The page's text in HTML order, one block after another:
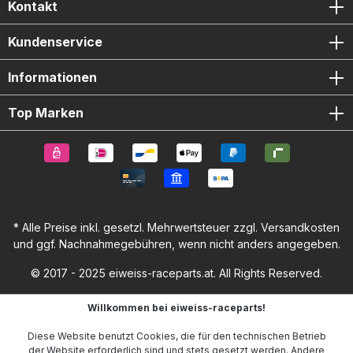
YZF R3 (2019–2022) Lieferumfang: 1x GB Racing
Kontakt
Kundenservice
Informationen
Top Marken
* Alle Preise inkl. gesetzl. Mehrwertsteuer zzgl. Versandkosten
und ggf. Nachnahmegebühren, wenn nicht anders angegeben.
© 2017 - 2025 eiweiss-raceparts.at. All Rights Reserved.
Willkommen bei eiweiss-raceparts!
Diese Website benutzt Cookies, die für den technischen Betrieb
der Website erforderlich sind und stets gesetzt werden. Andere